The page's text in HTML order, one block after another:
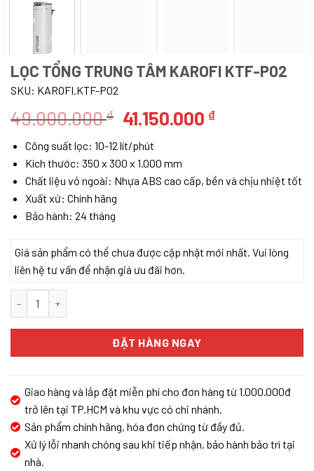
LỌC TỔNG TRUNG TÂM KAROFI KTF-P02
SKU: KAROFI.KTF-P02
49.000.000₫ Giá
là:
49.000.000 ₫.
41.150.000 ₫Giá
là:
41.150.000 ₫.
Công suất lọc: 10-12 lít/phút
Kích thước: 350 x 300 x 1.000 mm
Chất liệu vỏ ngoài: Nhựa ABS cao cấp, bền và chịu nhiệt tốt
Xuất xứ: Chính hãng
Bảo hành: 24 tháng
Giá sản phẩm có thể chưa được cập nhật mới nhất. Vui lòng
liên hệ tư vấn để nhận giá ưu đãi hơn.
ĐẶT HÀNG NGAY
Giao hàng và lắp đặt miễn phí cho đơn hàng từ 1.000.000đ
trở lên tại TP.HCM và khu vực có chi nhánh.
Sản phẩm chính hãng, hóa đơn chứng từ đầy đủ.
Xử lý lỗi nhanh chóng sau khi tiếp nhận, bảo hành bảo trì tại
nhà.